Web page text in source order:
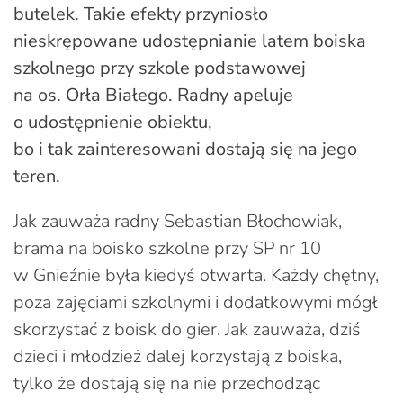
butelek. Takie efekty przyniosło
nieskrępowane udostępnianie latem boiska
szkolnego przy szkole podstawowej
na os. Orła Białego. Radny apeluje
o udostępnienie obiektu,
bo i tak zainteresowani dostają się na jego
teren.
Jak zauważa radny Sebastian Błochowiak,
brama na boisko szkolne przy SP nr 10
w Gnieźnie była kiedyś otwarta. Każdy chętny,
poza zajęciami szkolnymi i dodatkowymi mógł
skorzystać z boisk do gier. Jak zauważa, dziś
dzieci i młodzież dalej korzystają z boiska,
tylko że dostają się na nie przechodząc